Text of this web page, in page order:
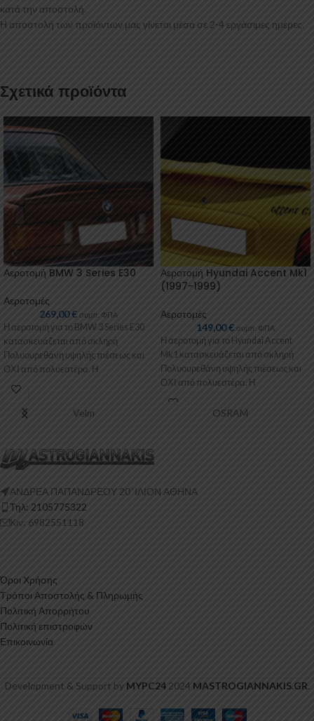
κατά την αποστολή.
Η αποστολή των προϊόντων μας γίνεται μέσα σε 2-4 εργάσιμες ημέρες.
Σχετικά προϊόντα
Αεροτομή BMW 3 Series E30
Αεροτομές
269,00€ συμπ. ΦΠΑ
Η αεροτομή για το BMW 3 Series E30
κατασκευάζεται από σκληρή
Πολυουρεθάνη υψηλής πιέσεως και
ΟΧΙ από πολυεστέρα. Η
Πολυουρεθάνη
Αεροτομή Hyundai Accent Mk1
(1997-1999)
Αεροτομές
149,00€ συμπ. ΦΠΑ
Η αεροτομή για το Hyundai Accent
Mk1 κατασκευάζεται από σκληρή
Πολυουρεθάνη υψηλής πιέσεως και
ΟΧΙ από πολυεστέρα. Η
Πολυουρεθάνη είναι
Velm OSRAM
ΑΝΔΡΕΑ ΠΑΠΑΝΔΡΕΟΥ 20 ‘ΙΛΙΟΝ ΑΘΗΝΑ
Τηλ: 2105775322
Κιν: 6982551118
Όροι Χρήσης
Τρόποι Αποστολής & Πληρωμής
Πολιτική Απορρήτου
Πολιτική επιστροφών
Επικοινωνία
Development & Support by MYPC242024 MASTROGIANNAKIS.GR.